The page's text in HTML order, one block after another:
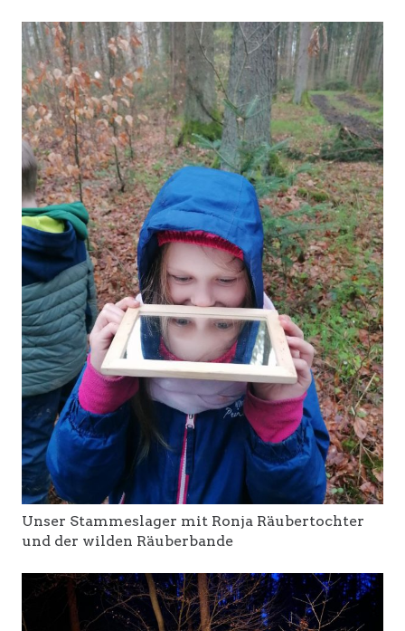
Unser Stammeslager mit Ronja Räubertochter
und der wilden Räuberbande